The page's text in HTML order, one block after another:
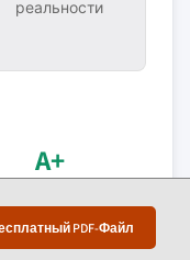
PDF-Файл
реальности
A+
BBB